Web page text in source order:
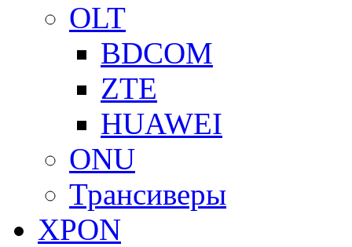
OLT
BDCOM
ZTE
HUAWEI
ONU
Трансиверы
XPON